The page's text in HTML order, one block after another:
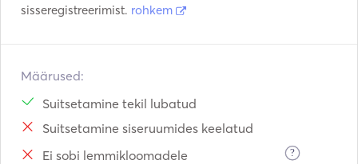
sisseregistreerimist. rohkem
Määrused:
Suitsetamine tekil lubatud
Suitsetamine siseruumides keelatud
Ei sobi lemmikloomadele
?